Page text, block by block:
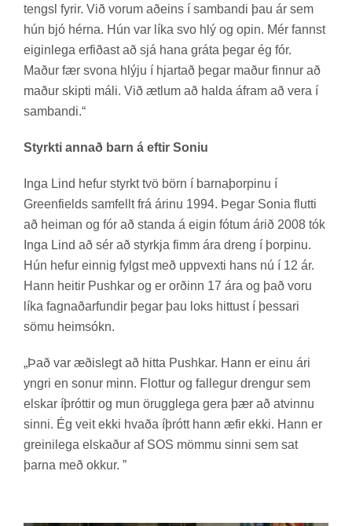
tengsl fyr­ir. Við vor­um að­eins í sam­bandi þau ár sem
hún bjó hérna. Hún var líka svo hlý og opin. Mér fannst
eig­in­lega erf­ið­ast að sjá hana gráta þeg­ar ég fór.
Mað­ur fær svona hlýju í hjart­að þeg­ar mað­ur finn­ur að
mað­ur skipti máli. Við ætl­um að halda áfram að vera í
sam­bandi.“
Styrkti annað barn á eftir Soniu
Inga Lind hef­ur styrkt tvö börn í barna­þorp­inu í
Green­fields sam­fellt frá ár­inu 1994. Þeg­ar Sonia flutti
að heim­an og fór að standa á eig­in fót­um árið 2008 tók
Inga Lind að sér að styrkja fimm ára dreng í þorp­inu.
Hún hef­ur einnig fylgst með upp­vexti hans nú í 12 ár.
Hann heit­ir Pus­hk­ar og er orð­inn 17 ára og það voru
líka fagn­að­ar­fund­ir þeg­ar þau loks hitt­ust í þess­ari
sömu heim­sókn.
„Það var æð­is­legt að hitta Pus­hk­ar. Hann er einu ári
yngri en son­ur minn. Flott­ur og fal­leg­ur dreng­ur sem
elsk­ar íþrótt­ir og mun ör­ugg­lega gera þær að at­vinnu
sinni. Ég veit ekki hvaða íþrótt hann æfir ekki. Hann er
greini­lega elsk­að­ur af SOS mömmu sinni sem sat
þarna með okk­ur. ”